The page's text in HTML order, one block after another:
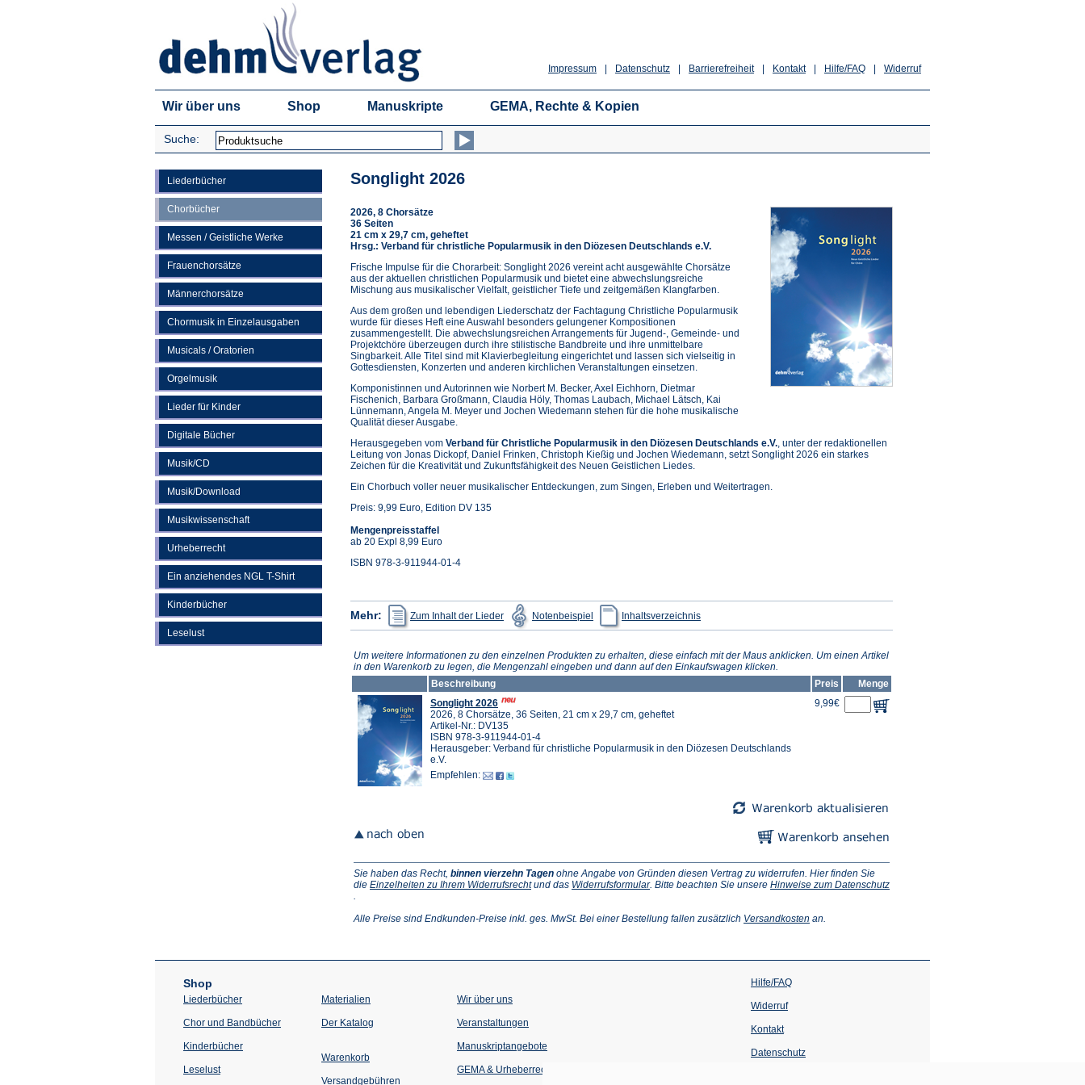
Widerruf
Hilfe/FAQ
Kontakt
Barrierefreiheit
Datenschutz
Impressum
Wir über uns Shop Manuskripte GEMA, Rechte & Kopien
Suche:
Liederbücher
Chorbücher
Messen / Geistliche Werke
Frauenchorsätze
Männerchorsätze
Chormusik in Einzelausgaben
Musicals / Oratorien
Orgelmusik
Lieder für Kinder
Digitale Bücher
Musik/CD
Musik/Download
Musikwissenschaft
Urheberrecht
Ein anziehendes NGL T-Shirt
Kinderbücher
Leselust
Songlight 2026
2026, 8 Chorsätze
36 Seiten
21 cm x 29,7 cm, geheftet
Hrsg.: Verband für christliche Popularmusik in den Diözesen Deutschlands e.V.
Frische Impulse für die Chorarbeit: Songlight 2026 vereint acht ausgewählte Chorsätze
aus der aktuellen christlichen Popularmusik und bietet eine abwechslungsreiche
Mischung aus musikalischer Vielfalt, geistlicher Tiefe und zeitgemäßen Klangfarben.
Aus dem großen und lebendigen Liederschatz der Fachtagung Christliche Popularmusik
wurde für dieses Heft eine Auswahl besonders gelungener Kompositionen
zusammengestellt. Die abwechslungsreichen Arrangements für Jugend-, Gemeinde- und
Projektchöre überzeugen durch ihre stilistische Bandbreite und ihre unmittelbare
Singbarkeit. Alle Titel sind mit Klavierbegleitung eingerichtet und lassen sich vielseitig in
Gottesdiensten, Konzerten und anderen kirchlichen Veranstaltungen einsetzen.
Komponistinnen und Autorinnen wie Norbert M. Becker, Axel Eichhorn, Dietmar
Fischenich, Barbara Großmann, Claudia Höly, Thomas Laubach, Michael Lätsch, Kai
Lünnemann, Angela M. Meyer und Jochen Wiedemann stehen für die hohe musikalische
Qualität dieser Ausgabe.
Herausgegeben vom Verband für Christliche Popularmusik in den Diözesen Deutschlands e.V., unter der redaktionellen
Leitung von Jonas Dickopf, Daniel Frinken, Christoph Kießig und Jochen Wiedemann, setzt Songlight 2026 ein starkes
Zeichen für die Kreativität und Zukunftsfähigkeit des Neuen Geistlichen Liedes.
Ein Chorbuch voller neuer musikalischer Entdeckungen, zum Singen, Erleben und Weitertragen.
Preis: 9,99 Euro, Edition DV 135
Mengenpreisstaffel
ab 20 Expl 8,99 Euro
ISBN 978-3-911944-01-4
Mehr: Zum Inhalt der Lieder
(Öffnet
in
einem
Tab)
Notenbeispiel
(Öffnet
in
einem
Tab)
Inhaltsverzeichnisin
einem
Tab)
Um weitere Informationen zu den einzelnen Produkten zu erhalten, diese einfach mit der Maus anklicken. Um einen Artikel
in den Warenkorb zu legen, die Mengenzahl eingeben und dann auf den Einkaufswagen klicken.
Beschreibung
Preis
Menge
Songlight 2026
2026, 8 Chorsätze, 36 Seiten, 21 cm x 29,7 cm, geheftet
Artikel-Nr.: DV135
ISBN 978-3-911944-01-4
Herausgeber: Verband für christliche Popularmusik in den Diözesen Deutschlands
e.V.
Empfehlen:
9,99€
Sie haben das Recht, binnen vierzehn Tagen ohne Angabe von Gründen diesen Vertrag zu widerrufen. Hier finden Sie
die Einzelheiten zu Ihrem Widerrufsrecht(Öffnet
neuen
und das Widerrufsformular(Öffnet
neuen
. Bitte beachten Sie unsere Hinweise zum Datenschutz
einem
.
Alle Preise sind Endkunden-Preise inkl. ges. MwSt. Bei einer Bestellung fallen zusätzlich Versandkosten (Öffnet
Tab)
an.
Shop
Liederbücher
Chor und Bandbücher
Kinderbücher
Leselust
Materialien
Der Katalog
Warenkorb
Versandgebühren
Wir über uns
Veranstaltungen
einem
Tab)
Manuskriptangebote
GEMA & Urheberrecht
Hilfe/FAQ
Widerruf
Kontakt
Datenschutz